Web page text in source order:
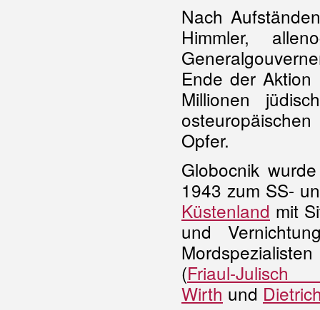
Nach
Himmler,
Ende der
Millionen
Opfer.
Globocnik
1943 zum SS-
Küstenland mit
und
(Friaul-Julisch
Wirth und